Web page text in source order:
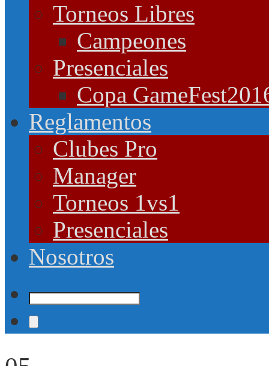
Torneos Libres
Campeones
Presenciales
Copa
Reglamentos
Clubes Pro
Manager
Torneos 1vs1
Presenciales
Nosotros